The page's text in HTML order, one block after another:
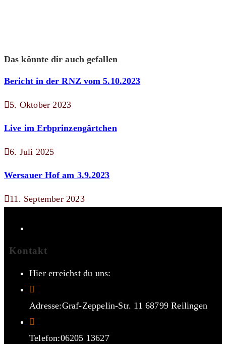
Das könnte dir auch gefallen
Bericht in der RNZ vom 5.10.2023
5. Oktober 2023
Live im Erbprinzengärtchen
6. Juli 2025
Wersauer Hof am 3.9.2023
11. September 2023
Kontakt
Hier erreichst du uns:
Adresse:Graf-Zeppelin-Str. 11 68799 Reilingen
Telefon:06205 13627